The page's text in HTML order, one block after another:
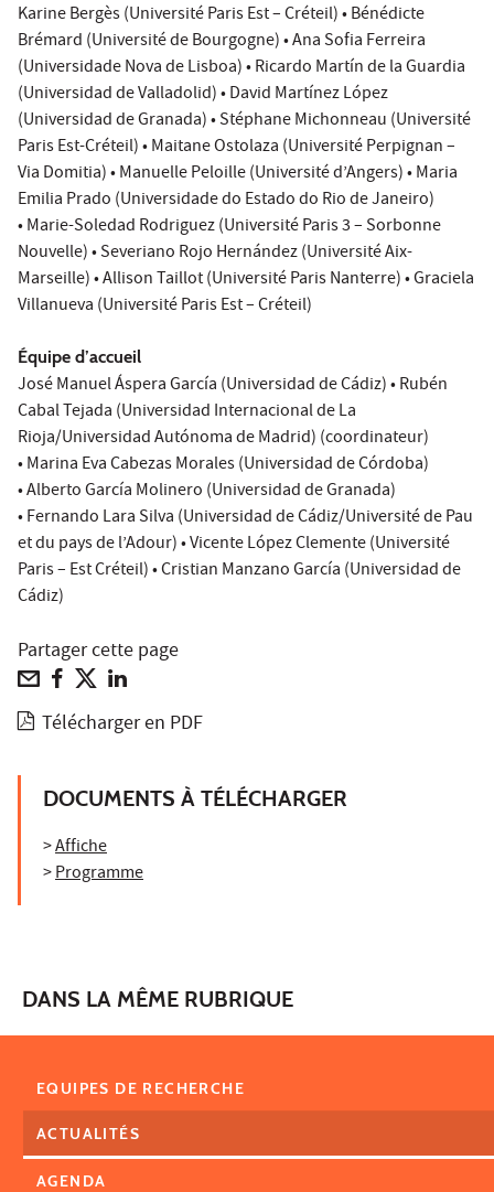
Karine Bergès (Université Paris Est – Créteil) • Bénédicte
Brémard (Université de Bourgogne) • Ana Sofia Ferreira
(Universidade Nova de Lisboa) • Ricardo Martín de la Guardia
(Universidad de Valladolid) • David Martínez López
(Universidad de Granada) • Stéphane Michonneau (Université
Paris Est-Créteil) • Maitane Ostolaza (Université Perpignan –
Via Domitia) • Manuelle Peloille (Université d’Angers) • Maria
Emilia Prado (Universidade do Estado do Rio de Janeiro)
• Marie-Soledad Rodriguez (Université Paris 3 – Sorbonne
Nouvelle) • Severiano Rojo Hernández (Université Aix-
Marseille) • Allison Taillot (Université Paris Nanterre) • Graciela
Villanueva (Université Paris Est – Créteil)
Équipe d’accueil
José Manuel Áspera García (Universidad de Cádiz) • Rubén
Cabal Tejada (Universidad Internacional de La
Rioja/Universidad Autónoma de Madrid) (coordinateur)
• Marina Eva Cabezas Morales (Universidad de Córdoba)
• Alberto García Molinero (Universidad de Granada)
• Fernando Lara Silva (Universidad de Cádiz/Université de Pau
et du pays de l’Adour) • Vicente López Clemente (Université
Paris – Est Créteil) • Cristian Manzano García (Universidad de
Cádiz)
Partager cette page
Télécharger en PDF
DOCUMENTS À TÉLÉCHARGER
>Affiche
>Programme
DANS LA MÊME RUBRIQUE
EQUIPES DE RECHERCHE
ACTUALITÉS
AGENDA